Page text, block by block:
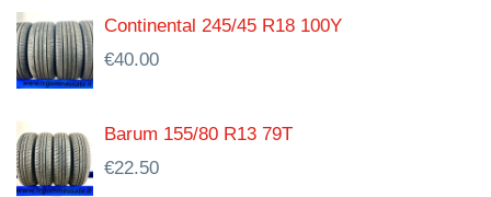
Continental 245/45 R18 100Y
€40.00
Barum 155/80 R13 79T
€22.50